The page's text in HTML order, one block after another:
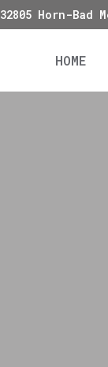
Horn-Bad
HOME